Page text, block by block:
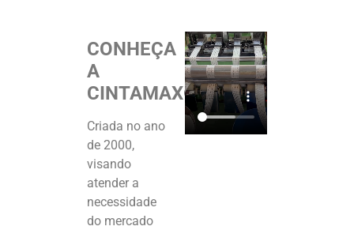
CONHEÇA
A
CINTAMAX®
Criada no ano
de 2000,
visando
atender a
necessidade
do mercado